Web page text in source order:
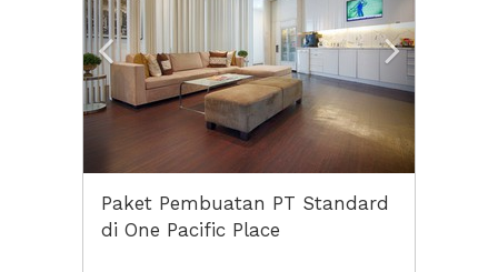
Paket Pembuatan PT Standard
di One Pacific Place